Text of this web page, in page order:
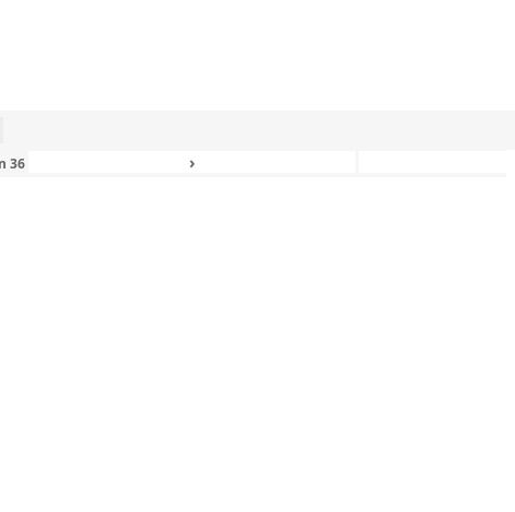
36 ›